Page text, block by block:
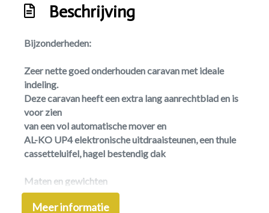
Openslaande ramen
Ringverwarming
Sanitair: midden-opstelling
Schoonwatertank
Toilet/wasruimte
Treinzit
Tv-antenne
Vast bed
Exterieur
Beschrijving
Bijzonderheden:
Zeer nette goed onderhouden caravan met ideale
indeling.
Deze caravan heeft een extra lang aanrechtblad en is
voor zien
van een vol automatische mover en
AL-KO UP4 elektronische uitdraaisteunen, een thule
cassetteluifel, hagel bestendig dak
Maten en gewichten
Breedte: 228 cm.
Meer informatie